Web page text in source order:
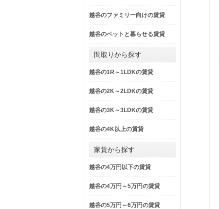
越谷のファミリー向けの賃貸
越谷のペットと暮らせる賃貸
間取りから探す
越谷の1R～1LDKの賃貸
越谷の2K～2LDKの賃貸
越谷の3K～3LDKの賃貸
越谷の4K以上の賃貸
家賃から探す
越谷の4万円以下の賃貸
越谷の4万円～5万円の賃貸
越谷の5万円～6万円の賃貸